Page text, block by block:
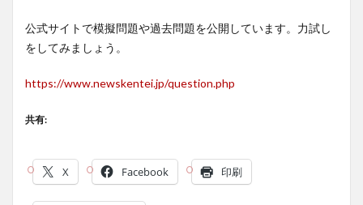
公式サイトで模擬問題や過去問題を公開しています。力試し
をしてみましょう。
https://www.newskentei.jp/question.php
共有:
X Facebook 印刷